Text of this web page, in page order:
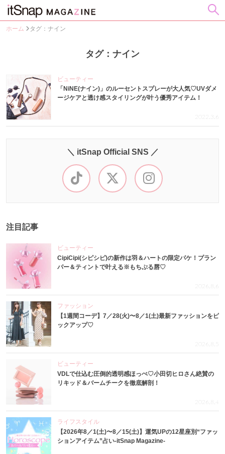
ホーム タグ：ナイン
タグ：ナイン
ビューティー
「NiNE(ナイン)」のルーセントスプレーが大人気♡UVダメ
ージケアと透け感スタイリングが叶う優秀アイテム！
2022.3.6
＼ itSnap Official SNS ／
注目記事
ビューティー
CipiCipi(シピシピ)の新作は羽＆ハートの限定パケ！プラン
パー＆ティントで叶える※もちぷる唇♡
2026.8.6
ファッション
【1週間コーデ】7／28(火)〜8／1(土)最新ファッションをピ
ックアップ♡
2026.8.5
ビューティー
VDLで仕込む圧倒的透明感ほっぺ♡小田切ヒロさん絶賛の
リキッド＆バームチークを徹底解剖！
2026.8.4
ライフスタイル
【2026年8／1(土)〜8／15(土)】運気UPの12星座別“ファッ
ションアイテム”占い-itSnap Magazine-